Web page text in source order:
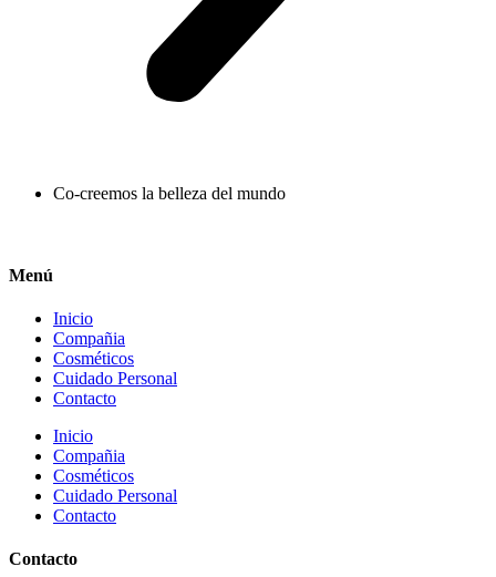
Co-creemos la belleza del mundo
Menú
Inicio
Compañia
Cosméticos
Cuidado Personal
Contacto
Inicio
Compañia
Cosméticos
Cuidado Personal
Contacto
Contacto